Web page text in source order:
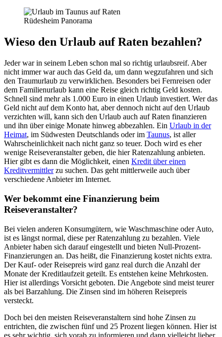
Rüdesheim Panorama
Wieso den Urlaub auf Raten bezahlen?
Jeder war in seinem Leben schon mal so richtig urlaubsreif. Aber
nicht immer war auch das Geld da, um dann wegzufahren und sich
den Traumurlaub zu verwirklichen. Besonders bei Fernreisen oder
dem Familienurlaub kann eine Reise gleich richtig Geld kosten.
Schnell sind mehr als 1.000 Euro in einen Urlaub investiert. Wer das
Geld nicht auf dem Konto hat, aber dennoch nicht auf den Urlaub
verzichten will, kann sich den Urlaub auch auf Raten finanzieren
und ihn über einige Monate hinweg abbezahlen. Ein Urlaub in der
Heimat, im Südwesten Deutschlands oder im Taunus, ist aller
Wahrscheinlichkeit nach nicht ganz so teuer. Doch wird es eher
wenige Reiseveranstalter geben, die hier Ratenzahlung anbieten.
Hier gibt es dann die Möglichkeit, einen Kredit über einen
Kreditvermittlerzu suchen. Das geht mittlerweile auch über
verschiedene Anbieter im Internet.
Wer bekommt eine Finanzierung beim
Reiseveranstalter?
Bei vielen anderen Konsumgütern, wie Waschmaschine oder Auto,
ist es längst normal, diese per Ratenzahlung zu bezahlen. Viele
Anbieter haben sich darauf eingestellt und bieten Null-Prozent-
Finanzierungen an. Das heißt, die Finanzierung kostet nichts extra.
Der Kauf- oder Reisepreis wird ganz real durch die Anzahl der
Monate der Kreditlaufzeit geteilt. Es entstehen keine Mehrkosten.
Hier ist allerdings Vorsicht geboten. Die Angebote sind meist teurer
als bei Barzahlung. Die Zinsen sind im höheren Reisepreis
versteckt.
Doch bei den meisten Reiseveranstaltern sind hohe Zinsen zu
entrichten, die zwischen fünf und 25 Prozent liegen können. Hier ist
es sehr wichtig, sich vorab zu informieren und dann vielleicht lieber